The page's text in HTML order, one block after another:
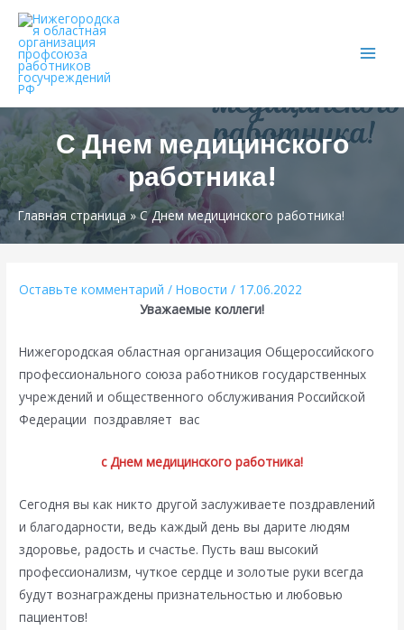
С Днем медицинского
работника!
Главная страница»С Днем медицинского работника!
Оставьте комментарий /Новости / 17.06.2022
Уважаемые коллеги!
Нижегородская областная организация Общероссийского
профессионального союза работников государственных
учреждений и общественного обслуживания Российской
Федерации поздравляет вас
с Днем медицинского работника!
Сегодня вы как никто другой заслуживаете поздравлений
и благодарности, ведь каждый день вы дарите людям
здоровье, радость и счастье. Пусть ваш высокий
профессионализм, чуткое сердце и золотые руки всегда
будут вознаграждены признательностью и любовью
пациентов!